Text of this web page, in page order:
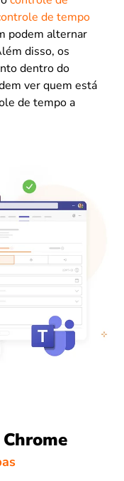
de tempo
podem alternar
disso, os
dentro do
ver quem está
de tempo a